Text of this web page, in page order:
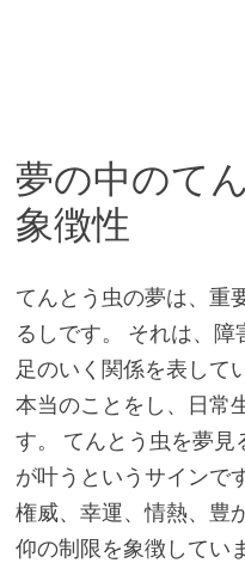
夢の中のて
象徴性
てんとう虫の夢は、重
るしです。 それは、
足のいく関係を表して
本当のことをし、日常
す。 てんとう虫を夢
が叶うというサインで
権威、幸運、情熱、豊
仰の制限を象徴してい